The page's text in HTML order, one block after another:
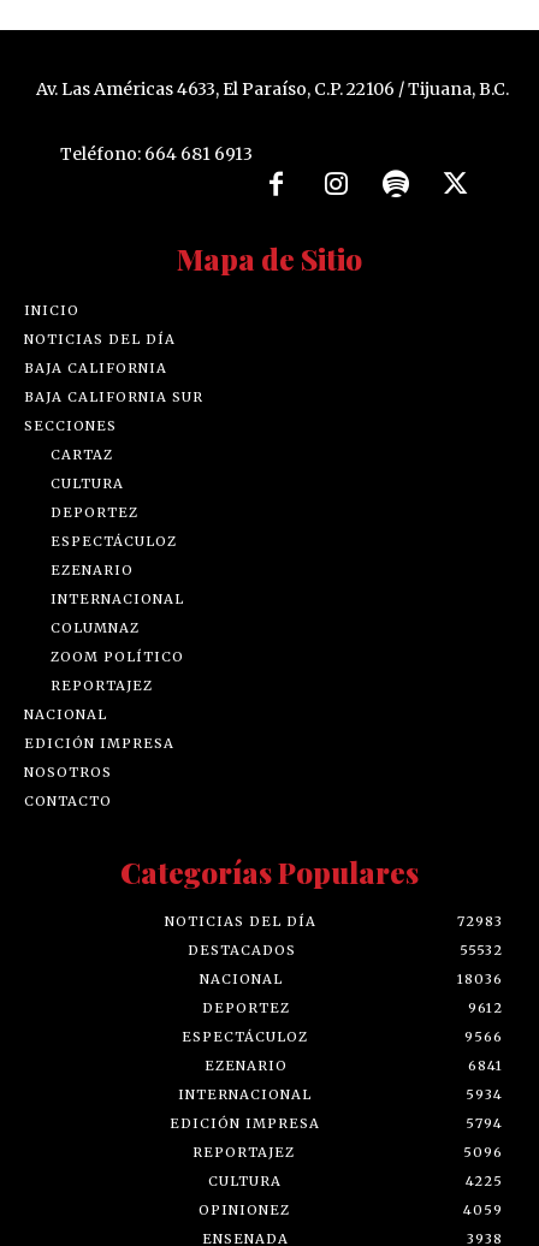
Av. Las Américas 4633, El Paraíso, C.P. 22106 / Tijuana, B.C.
Teléfono: 664 681 6913
Mapa de Sitio
INICIO
NOTICIAS DEL DÍA
BAJA CALIFORNIA
BAJA CALIFORNIA SUR
SECCIONES
CARTAZ
CULTURA
DEPORTEZ
ESPECTÁCULOZ
EZENARIO
INTERNACIONAL
COLUMNAZ
ZOOM POLÍTICO
REPORTAJEZ
NACIONAL
EDICIÓN IMPRESA
NOSOTROS
CONTACTO
Categorías Populares
NOTICIAS DEL DÍA
72983
DESTACADOS
55532
NACIONAL
18036
DEPORTEZ
9612
ESPECTÁCULOZ
9566
EZENARIO
6841
INTERNACIONAL
5934
EDICIÓN IMPRESA
5794
REPORTAJEZ
5096
CULTURA
4225
OPINIONEZ
4059
ENSENADA
3938